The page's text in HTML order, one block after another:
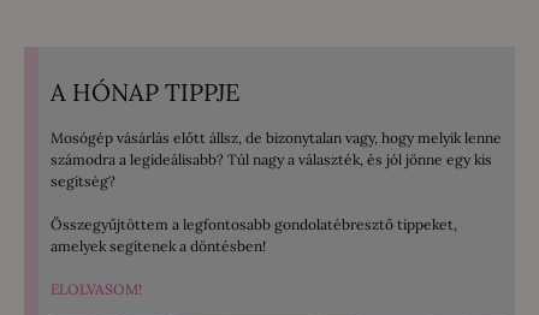
A HÓNAP TIPPJE
Mosógép vásárlás előtt állsz, de bizonytalan vagy, hogy melyik lenne
számodra a legideálisabb? Túl nagy a választék, és jól jönne egy kis
segítség?
Összegyűjtöttem a legfontosabb gondolatébresztő tippeket,
amelyek segítenek a döntésben!
ELOLVASOM!